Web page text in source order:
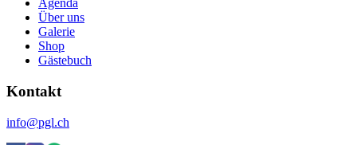
Agenda
Über uns
Galerie
Shop
Gästebuch
Kontakt
info@pgl.ch